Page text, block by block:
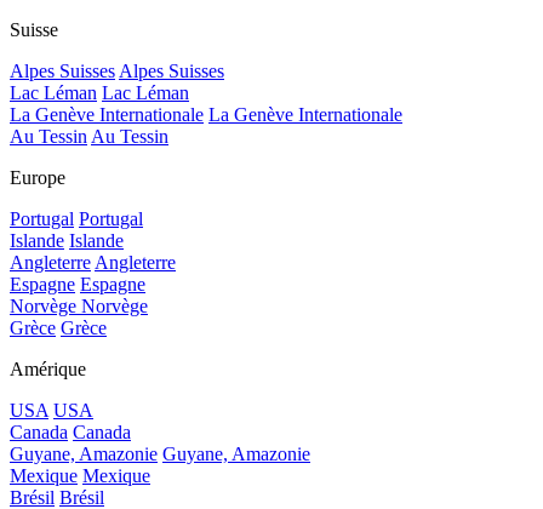
Suisse
Alpes Suisses Alpes Suisses
Lac Léman Lac Léman
La Genève Internationale La Genève Internationale
Au Tessin Au Tessin
Europe
Portugal Portugal
Islande Islande
Angleterre Angleterre
Espagne Espagne
Norvège Norvège
Grèce Grèce
Amérique
USA USA
Canada Canada
Guyane, Amazonie Guyane, Amazonie
Mexique Mexique
Brésil Brésil